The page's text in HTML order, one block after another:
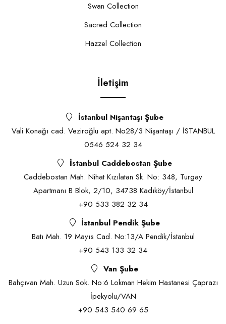
Swan Collection
Sacred Collection
Hazzel Collection
İletişim
İstanbul Nişantaşı Şube
Vali Konağı cad. Veziroğlu apt. No28/3 Nişantaşı / İSTANBUL
0546 524 32 34
İstanbul Caddebostan Şube
Caddebostan Mah. Nihat Kızılatan Sk. No: 348, Turgay
Apartmanı B Blok, 2/10, 34738 Kadıköy/İstanbul
+90 533 382 32 34
İstanbul Pendik Şube
Batı Mah. 19 Mayıs Cad. No:13/A Pendik/İstanbul
+90 543 133 32 34
Van Şube
Bahçıvan Mah. Uzun Sok. No:6 Lokman Hekim Hastanesi Çaprazı
İpekyolu/VAN
+90 543 540 69 65